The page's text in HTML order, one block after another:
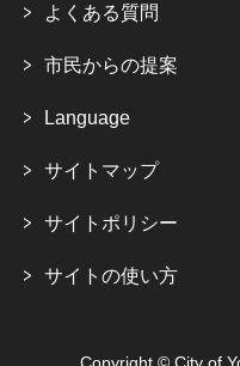
よくある質問
市民からの提案
Language
サイトマップ
サイトポリシー
サイトの使い方
Copyright © City of